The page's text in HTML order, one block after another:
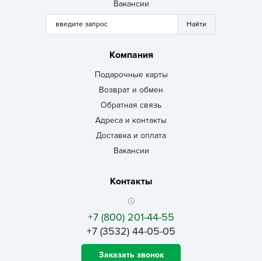
Вакансии
Компания
Подарочные карты
Возврат и обмен
Обратная связь
Адреса и контакты
Доставка и оплата
Вакансии
Контакты
+7 (800) 201-44-55
+7 (3532) 44-05-05
Заказать звонок